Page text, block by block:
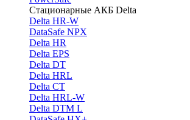
Стационарные АКБ Delta
Delta HR-W
DataSafe NPX
Delta HR
Delta EPS
Delta DT
Delta HRL
Delta CT
Delta HRL-W
Delta DTM L